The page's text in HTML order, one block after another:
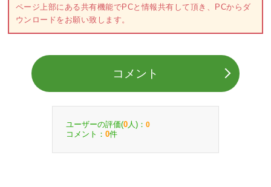
ページ上部にある共有機能でPCと情報共有して頂き、PCからダ
ウンロードをお願い致します。
コメント
ユーザーの評価(0 人)： 0
コメント： 0件